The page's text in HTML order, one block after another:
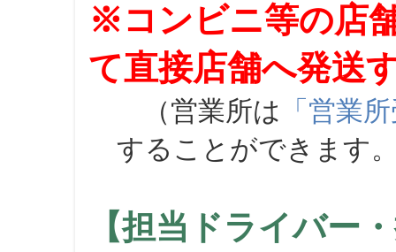
※コンビニ等の店
て直接店舗へ発送
（営業所は 「営業
することができます
【担当ドライバー